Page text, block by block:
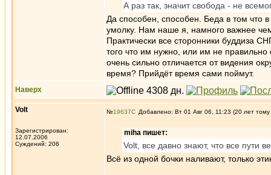
А раз так, значит свобода - не
Да способен, способен. Беда в том что
умолку. Нам наше я, намного важнее
Практически все сторонники буддиза
того что им нужно, или им не
очень сильно отличается от видения
время? Прийдёт время сами поймут.
Наверх
Volt
Зарегистрирован:
12.07.2006
Суждений: 206
№19637 Добавлено: Вт 01 Авг 06, 11:23 (20 лет тому
miha пишет:
Volt, все давно знают, что все пути
Всё из одной бочки наливают, только